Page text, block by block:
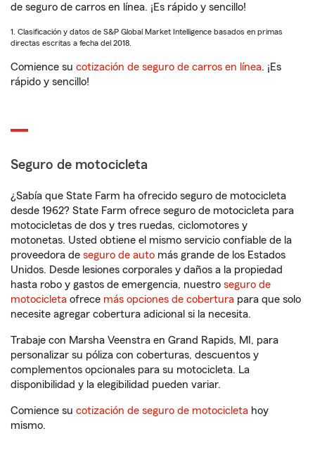
de seguro de carros en línea. ¡Es rápido y sencillo!
1. Clasificación y datos de S&P Global Market Intelligence basados en primas
directas escritas a fecha del 2018.
Comience su cotización de seguro de carros en línea. ¡Es
rápido y sencillo!
Seguro de motocicleta
¿Sabía que State Farm ha ofrecido seguro de motocicleta
desde 1962? State Farm ofrece seguro de motocicleta para
motocicletas de dos y tres ruedas, ciclomotores y
motonetas. Usted obtiene el mismo servicio confiable de la
proveedora de seguro de auto más grande de los Estados
Unidos. Desde lesiones corporales y daños a la propiedad
hasta robo y gastos de emergencia, nuestro seguro de
motocicleta ofrece más opciones de cobertura para que solo
necesite agregar cobertura adicional si la necesita.
Trabaje con Marsha Veenstra en Grand Rapids, MI, para
personalizar su póliza con coberturas, descuentos y
complementos opcionales para su motocicleta. La
disponibilidad y la elegibilidad pueden variar.
Comience su cotización de seguro de motocicleta hoy
mismo.